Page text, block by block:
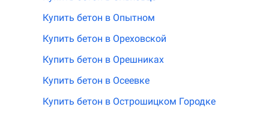
Купить бетон в Опытном
Купить бетон в Ореховской
Купить бетон в Орешниках
Купить бетон в Осеевке
Купить бетон в Острошицком Городке